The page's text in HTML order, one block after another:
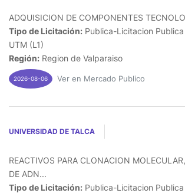
ADQUISICION DE COMPONENTES
Tipo de Licitación: Publica-Licitacion
UTM (L1)
Región: Region de Valparaiso
2026-08-06 Ver en Mercado Publico
UNIVERSIDAD DE TALCA
REACTIVOS PARA CLONACION
DE ADN...
Tipo de Licitación: Publica-Licitacion